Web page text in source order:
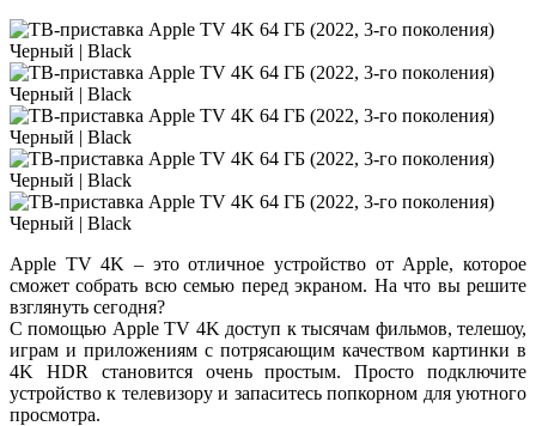
Apple TV 4K – это отличное устройство от Apple, которое
сможет собрать всю семью перед экраном. На что вы решите
взглянуть сегодня?
С помощью Apple TV 4K доступ к тысячам фильмов, телешоу,
играм и приложениям с потрясающим качеством картинки в
4K HDR становится очень простым. Просто подключите
устройство к телевизору и запаситесь попкорном для уютного
просмотра.